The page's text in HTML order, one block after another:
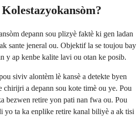
depann sou plizyè faktè ki gen ladan
sante jeneral ou. Objektif la se toujou bay
y ap kenbe kalite lavi ou otan ke posib.
siviv alontèm lè kansè a detekte byen
chirijri a depann sou kote timè ou ye. Pou
bezwen retire yon pati nan fwa ou. Pou
yo ta ka enplike retire kanal biliyè a ak tisi